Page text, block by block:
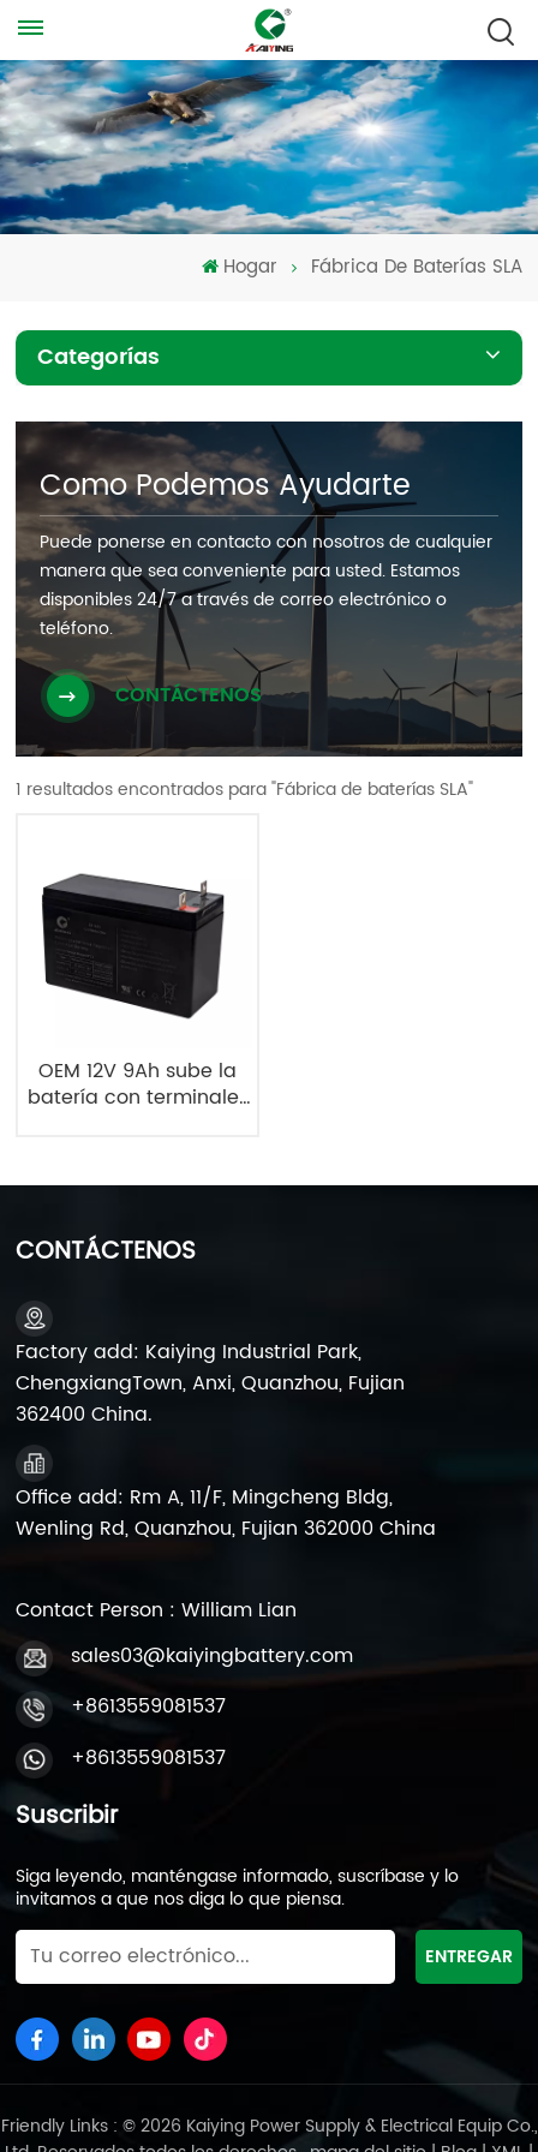
Hogar Fábrica De Baterías SLA
Categorías
Como Podemos Ayudarte
Puede ponerse en contacto con nosotros de cualquier
manera que sea conveniente para usted. Estamos
disponibles 24/7 a través de correo electrónico o
teléfono.
CONTÁCTENOS
1 resultados encontrados para "Fábrica de baterías SLA"
OEM 12V 9Ah sube la
batería con terminales
CONTÁCTENOS
Factory add: Kaiying Industrial Park,
ChengxiangTown, Anxi, Quanzhou, Fujian
362400 China.
Office add: Rm A, 11/F, Mingcheng Bldg,
Wenling Rd, Quanzhou, Fujian 362000 China
Contact Person : William Lian
sales03@kaiyingbattery.com
+8613559081537
+8613559081537
Suscribir
Siga leyendo, manténgase informado, suscríbase y lo
invitamos a que nos diga lo que piensa.
Friendly Links : © 2026 Kaiying Power Supply & Electrical Equip Co.,